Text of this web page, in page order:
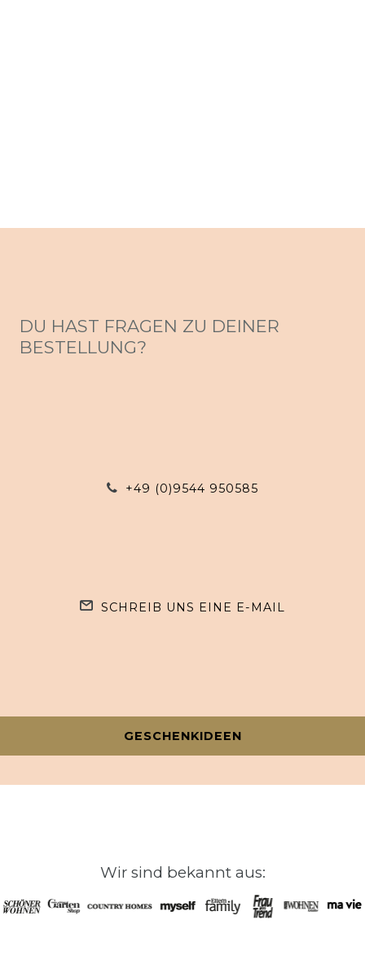
DU HAST FRAGEN ZU DEINER
BESTELLUNG?
+49 (0)9544 950585
SCHREIB UNS EINE E-MAIL
GESCHENKIDEEN
Wir sind bekannt aus: